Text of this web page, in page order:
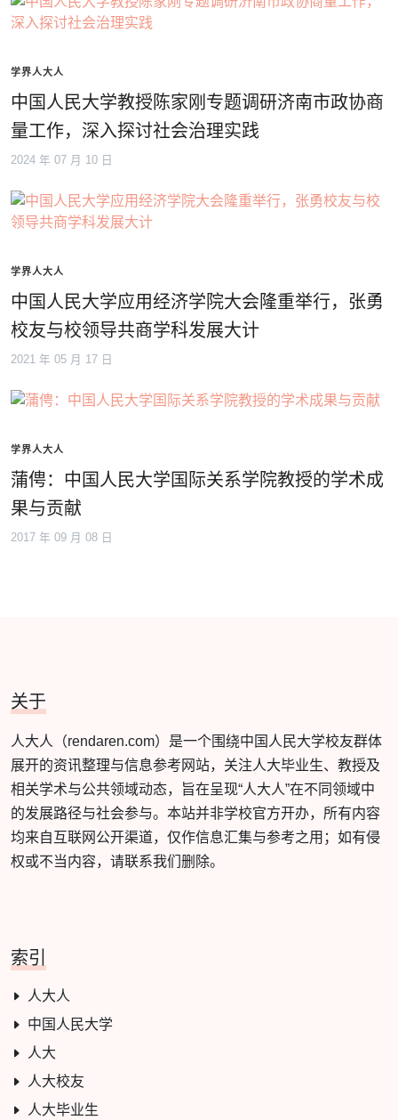
学界人大人
中国人民大学教授陈家刚专题调研济南市政协商
量工作，深入探讨社会治理实践
2024 年 07 月 10 日
学界人大人
中国人民大学应用经济学院大会隆重举行，张勇
校友与校领导共商学科发展大计
2021 年 05 月 17 日
学界人大人
蒲俜：中国人民大学国际关系学院教授的学术成
果与贡献
2017 年 09 月 08 日
关于
人大人（rendaren.com）是一个围绕中国人民大学校友群体
展开的资讯整理与信息参考网站，关注人大毕业生、教授及
相关学术与公共领域动态，旨在呈现“人大人”在不同领域中
的发展路径与社会参与。本站并非学校官方开办，所有内容
均来自互联网公开渠道，仅作信息汇集与参考之用；如有侵
权或不当内容，请联系我们删除。
索引
人大人
中国人民大学
人大
人大校友
人大毕业生